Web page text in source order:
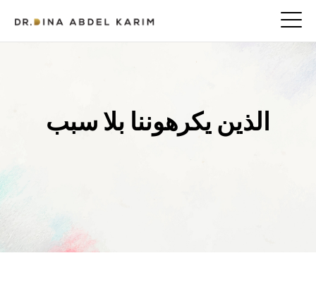
الذين يكرهوننا بلا سبب